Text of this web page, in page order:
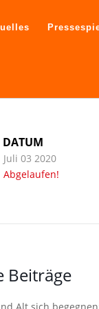
DATUM
Juli 03 2020
Abgelaufen!
Beiträge